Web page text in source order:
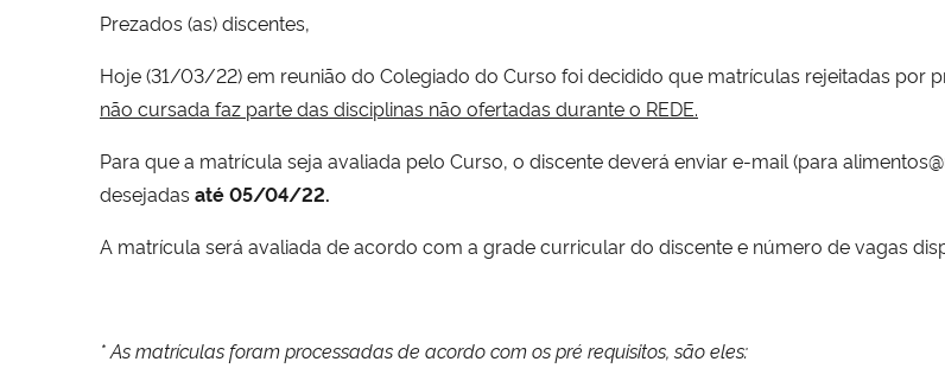
Prezados (as) discentes,
Hoje (31/03/22) em reunião do Colegiado do Curso foi decidido que matrículas rejeitadas por
não cursada faz parte das disciplinas não ofertadas durante o REDE.
Para que a matrícula seja avaliada pelo Curso, o discente deverá enviar e-mail (para
desejadas até 05/04/22.
A matrícula será avaliada de acordo com a grade curricular do discente e número de vagas
* As matrículas foram processadas de acordo com os pré requisitos, são eles: